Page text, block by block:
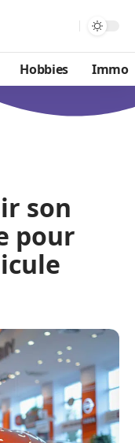
Hobbies Immo
son
pour